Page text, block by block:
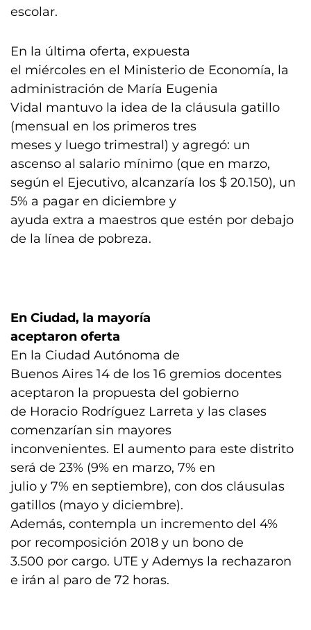
escolar.
En la última oferta, expuesta
el miércoles en el Ministerio de Economía, la
administración de María Eugenia
Vidal mantuvo la idea de la cláusula gatillo
(mensual en los primeros tres
meses y luego trimestral) y agregó: un
ascenso al salario mínimo (que en marzo,
según el Ejecutivo, alcanzaría los $ 20.150), un
5% a pagar en diciembre y
ayuda extra a maestros que estén por debajo
de la línea de pobreza.
En Ciudad, la mayoría
aceptaron oferta
En la Ciudad Autónoma de
Buenos Aires 14 de los 16 gremios docentes
aceptaron la propuesta del gobierno
de Horacio Rodríguez Larreta y las clases
comenzarían sin mayores
inconvenientes. El aumento para este distrito
será de 23% (9% en marzo, 7% en
julio y 7% en septiembre), con dos cláusulas
gatillos (mayo y diciembre).
Además, contempla un incremento del 4%
por recomposición 2018 y un bono de
3.500 por cargo. UTE y Ademys la rechazaron
e irán al paro de 72 horas.